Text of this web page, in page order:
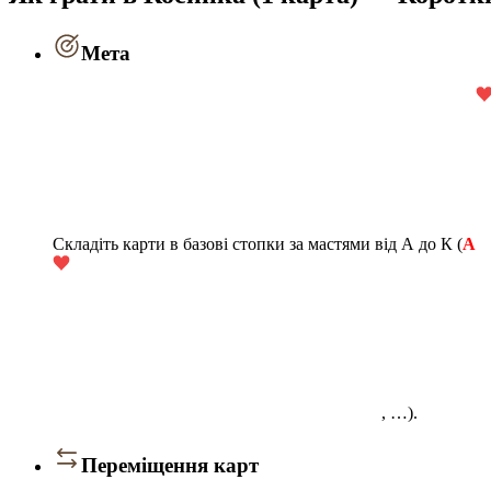
Мета
Складіть карти в базові стопки за мастями від А до К (A
, …).
Переміщення карт